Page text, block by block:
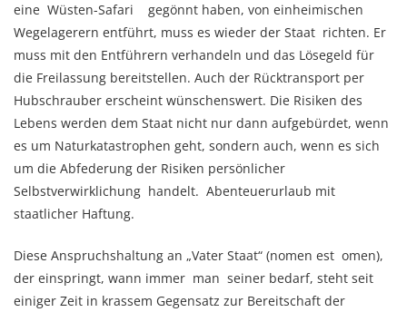
eine Wüsten-Safari gegönnt haben, von einheimischen
Wegelagerern entführt, muss es wieder der Staat richten. Er
muss mit den Entführern verhandeln und das Lösegeld für
die Freilassung bereitstellen. Auch der Rücktransport per
Hubschrauber erscheint wünschenswert. Die Risiken des
Lebens werden dem Staat nicht nur dann aufgebürdet, wenn
es um Naturkatastrophen geht, sondern auch, wenn es sich
um die Abfederung der Risiken persönlicher
Selbstverwirklichung handelt. Abenteuerurlaub mit
staatlicher Haftung.
Diese Anspruchshaltung an „Vater Staat“ (nomen est omen),
der einspringt, wann immer man seiner bedarf, steht seit
einiger Zeit in krassem Gegensatz zur Bereitschaft der